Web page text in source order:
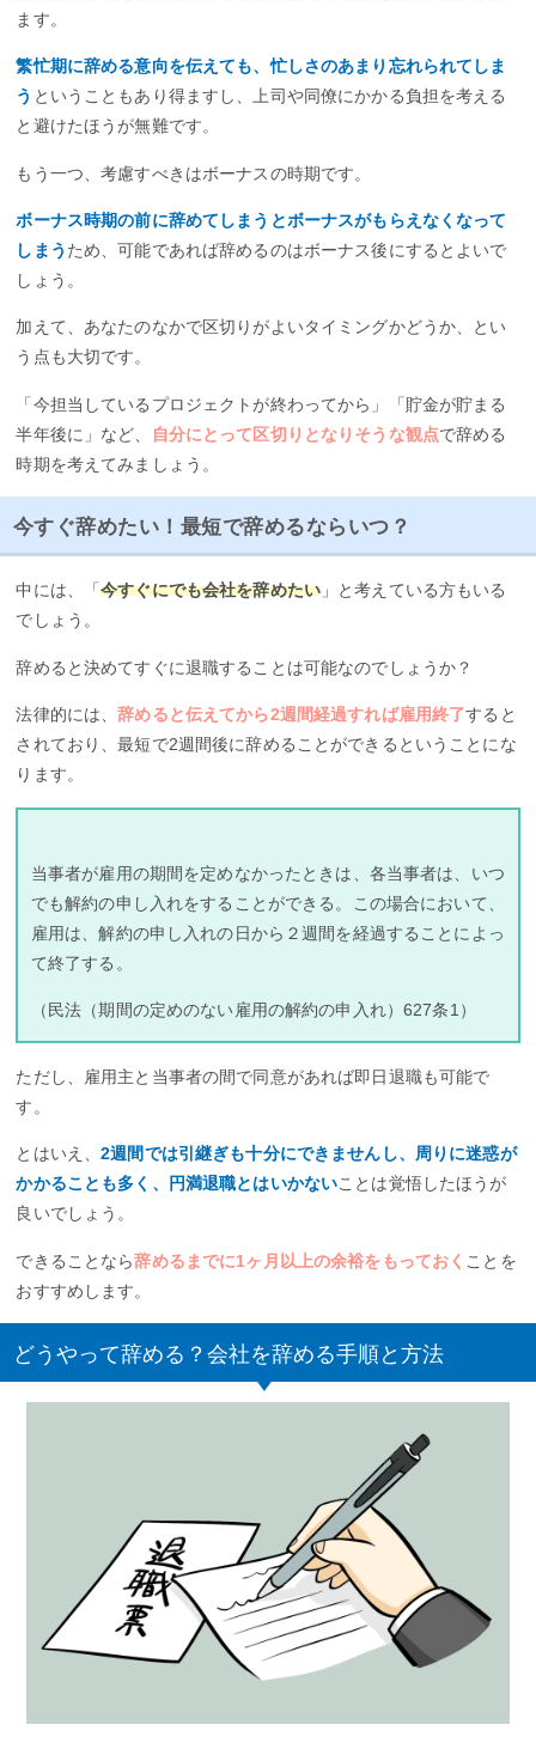
ます。
繁忙期に辞める意向を伝えても、忙しさのあまり忘れられてしま
う ということもあり得ますし、上司や同僚にかかる負担を考える
と避けたほうが無難です。
もう一つ、考慮すべきはボーナスの時期です。
ボーナス時期の前に辞めてしまうとボーナスがもらえなくなって
しまう ため、可能であれば辞めるのはボーナス後にするとよいで
しょう。
加えて、あなたのなかで区切りがよいタイミングかどうか、とい
う点も大切です。
「今担当しているプロジェクトが終わってから」「貯金が貯まる
半年後に」など、
自分にとって区切りとなりそうな観点で辞める
時期を考えてみましょう。
今すぐ辞めたい！最短で辞めるならいつ？
中には、「今すぐにでも会社を辞めたい 」と考えている方もいる
でしょう。
辞めると決めてすぐに退職することは可能なのでしょうか？
法律的には、辞めると伝えてから2週間経過すれば雇用終了すると
されており、最短で2週間後に辞めることができるということにな
ります。
当事者が雇用の期間を定めなかったときは、各当事者は、いつ
でも解約の申し入れをすることができる。この場合において、
雇用は、解約の申し入れの日から２週間を経過することによっ
て終了する。
（民法（期間の定めのない雇用の解約の申入れ）627条1）
ただし、雇用主と当事者の間で同意があれば即日退職も可能で
す。
とはいえ、2週間では引継ぎも十分にできませんし、周りに迷惑が
かかることも多く、円満退職とはいかないことは覚悟したほうが
良いでしょう。
できることなら辞めるまでに1ヶ月以上の余裕をもっておく ことを
おすすめします。
どうやって辞める？会社を辞める手順と方法